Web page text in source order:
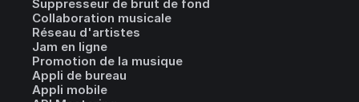
Suppresseur de bruit de fond
Collaboration musicale
Réseau d'artistes
Jam en ligne
Promotion de la musique
Appli de bureau
Appli mobile